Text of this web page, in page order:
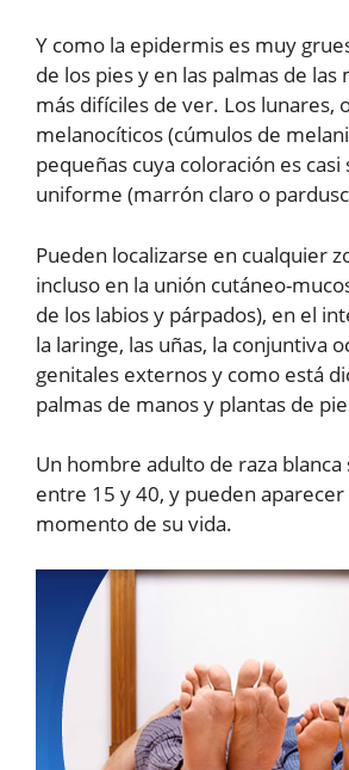
Y como la epidermis es muy
de los pies y en las palmas de las
más difíciles de ver. Los lunares,
melanocíticos (cúmulos de
pequeñas cuya coloración es
uniforme (marrón claro o
Pueden localizarse en cualquier
incluso en la unión cutáneo-
de los labios y párpados), en el
la laringe, las uñas, la conjuntiva
genitales externos y como está
palmas de manos y plantas de
Un hombre adulto de raza
entre 15 y 40, y pueden
momento de su vida.